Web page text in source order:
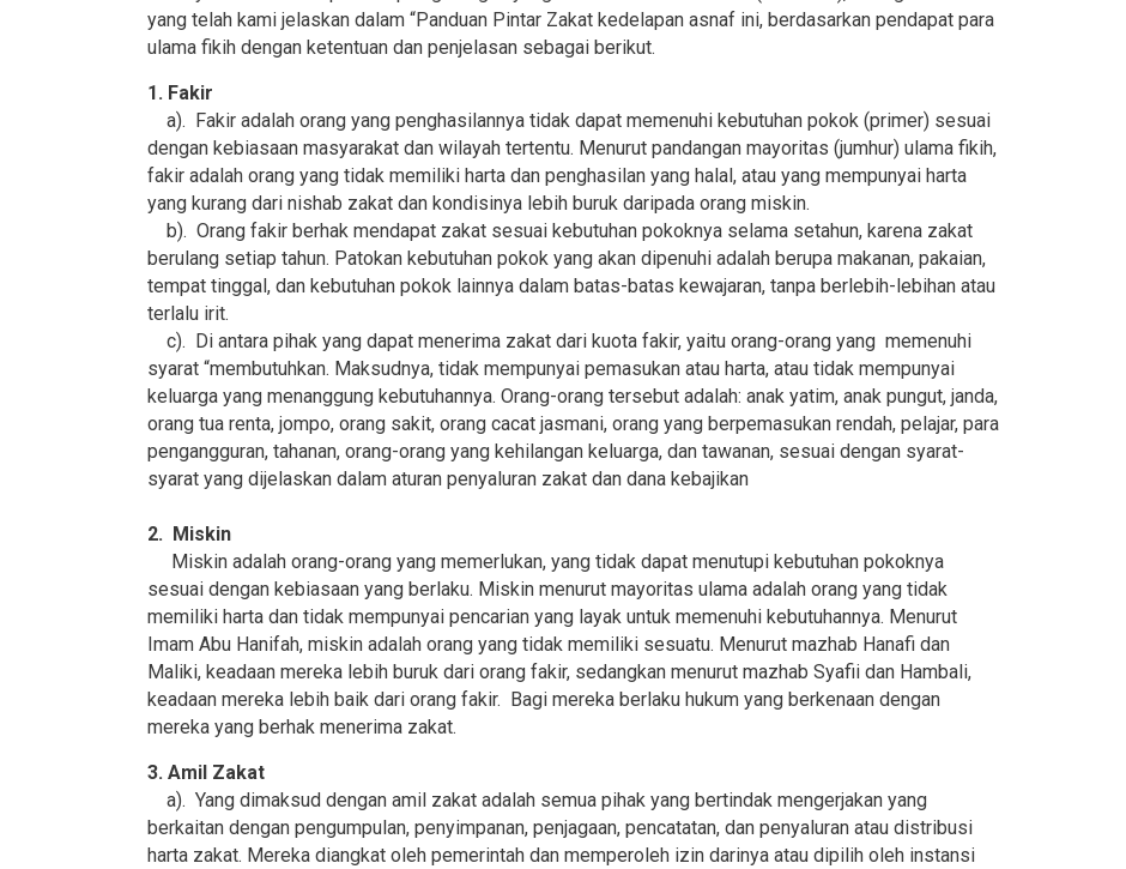
yang telah kami jelaskan dalam “Panduan Pintar Zakat kedelapan asnaf ini, berdasarkan pendapat para
ulama fikih dengan ketentuan dan penjelasan sebagai berikut.
1. Fakir
a). Fakir adalah orang yang penghasilannya tidak dapat memenuhi kebutuhan pokok (primer) sesuai
dengan kebiasaan masyarakat dan wilayah tertentu. Menurut pandangan mayoritas (jumhur) ulama fikih,
fakir adalah orang yang tidak memiliki harta dan penghasilan yang halal, atau yang mempunyai harta
yang kurang dari nishab zakat dan kondisinya lebih buruk daripada orang miskin.
b). Orang fakir berhak mendapat zakat sesuai kebutuhan pokoknya selama setahun, karena zakat
berulang setiap tahun. Patokan kebutuhan pokok yang akan dipenuhi adalah berupa makanan, pakaian,
tempat tinggal, dan kebutuhan pokok lainnya dalam batas-batas kewajaran, tanpa berlebih-lebihan atau
terlalu irit.
c). Di antara pihak yang dapat menerima zakat dari kuota fakir, yaitu orang-orang yang memenuhi
syarat “membutuhkan. Maksudnya, tidak mempunyai pemasukan atau harta, atau tidak mempunyai
keluarga yang menanggung kebutuhannya. Orang-orang tersebut adalah: anak yatim, anak pungut, janda,
orang tua renta, jompo, orang sakit, orang cacat jasmani, orang yang berpemasukan rendah, pelajar, para
pengangguran, tahanan, orang-orang yang kehilangan keluarga, dan tawanan, sesuai dengan syarat-
syarat yang dijelaskan dalam aturan penyaluran zakat dan dana kebajikan
2. Miskin
Miskin adalah orang-orang yang memerlukan, yang tidak dapat menutupi kebutuhan pokoknya
sesuai dengan kebiasaan yang berlaku. Miskin menurut mayoritas ulama adalah orang yang tidak
memiliki harta dan tidak mempunyai pencarian yang layak untuk memenuhi kebutuhannya. Menurut
Imam Abu Hanifah, miskin adalah orang yang tidak memiliki sesuatu. Menurut mazhab Hanafi dan
Maliki, keadaan mereka lebih buruk dari orang fakir, sedangkan menurut mazhab Syafii dan Hambali,
keadaan mereka lebih baik dari orang fakir. Bagi mereka berlaku hukum yang berkenaan dengan
mereka yang berhak menerima zakat.
3. Amil Zakat
a). Yang dimaksud dengan amil zakat adalah semua pihak yang bertindak mengerjakan yang
berkaitan dengan pengumpulan, penyimpanan, penjagaan, pencatatan, dan penyaluran atau distribusi
harta zakat. Mereka diangkat oleh pemerintah dan memperoleh izin darinya atau dipilih oleh instansi